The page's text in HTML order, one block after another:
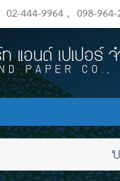
02-444-9964, 098-